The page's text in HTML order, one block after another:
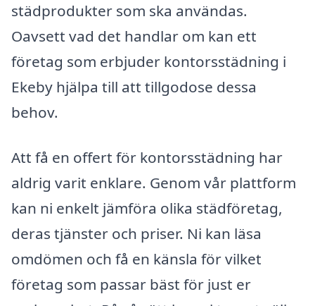
städprodukter som ska användas.
Oavsett vad det handlar om kan ett
företag som erbjuder kontorsstädning i
Ekeby hjälpa till att tillgodose dessa
behov.
Att få en offert för kontorsstädning har
aldrig varit enklare. Genom vår plattform
kan ni enkelt jämföra olika städföretag,
deras tjänster och priser. Ni kan läsa
omdömen och få en känsla för vilket
företag som passar bäst för just er